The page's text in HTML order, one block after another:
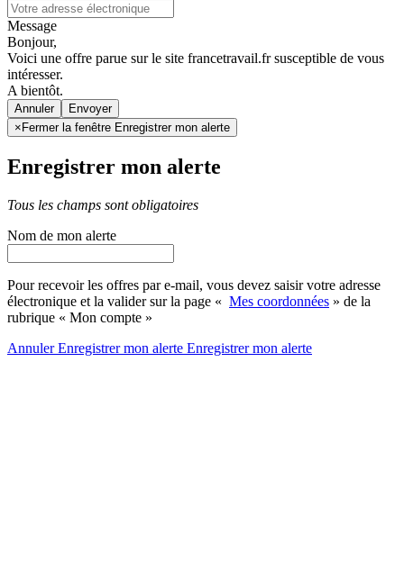
Message
Bonjour,
Voici une offre parue sur le site francetravail.fr susceptible de vous
intéresser.
A bientôt.
Annuler
× Fermer la fenêtre Enregistrer mon alerte
Enregistrer mon alerte
Tous les champs sont obligatoires
Nom de mon alerte
Pour recevoir les offres par e-mail, vous devez saisir votre adresse
électronique et la valider sur la page « Mes coordonnées » de la
rubrique « Mon compte »
AnnulerEnregistrer mon alerte Enregistrermon alerte